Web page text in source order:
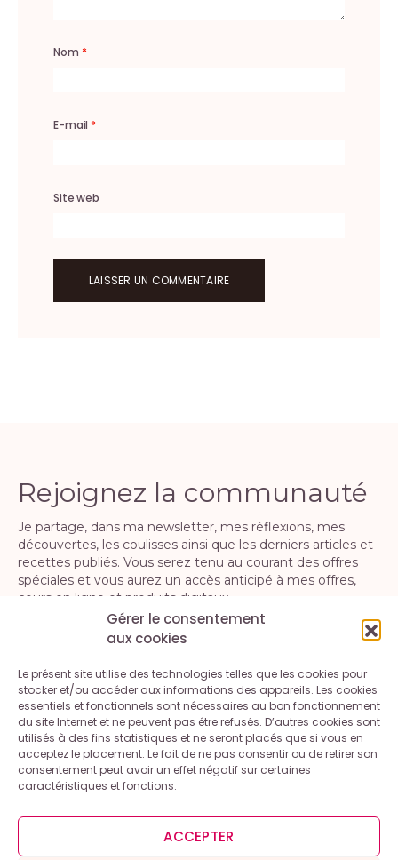
Gérer le consentement
aux cookies
Le présent site utilise des technologies telles que les cookies pour
stocker et/ou accéder aux informations des appareils. Les cookies
essentiels et fonctionnels sont nécessaires au bon fonctionnement
du site Internet et ne peuvent pas être refusés. D’autres cookies sont
utilisés à des fins statistiques et ne seront placés que si vous en
acceptez le placement. Le fait de ne pas consentir ou de retirer son
consentement peut avoir un effet négatif sur certaines
caractéristiques et fonctions.
ACCEPTER
Nom *
E-mail *
Site web
Rejoignez la communauté
Je partage, dans ma newsletter, mes réflexions, mes
découvertes, les coulisses ainsi que les derniers articles et
recettes publiés. Vous serez tenu au courant des offres
spéciales et vous aurez un accès anticipé à mes offres,
cours en ligne et produits digitaux.
En vous inscrivant, vous acceptez la politique de confidentialité. Vous
pouvez vous désinscrire à tout moment.
Mentions légales et conditions générales d’utilisation